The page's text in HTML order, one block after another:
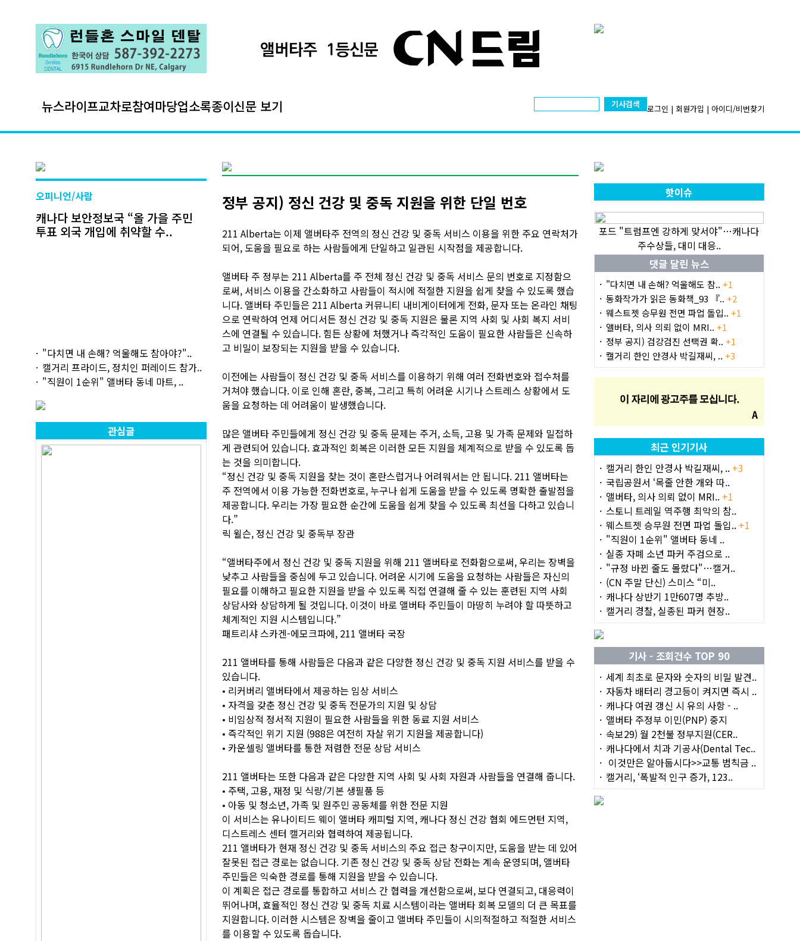
뉴스라이프교차로참여마당업소록종이신문 보기 기사검색 로그인 | 회원가입 | 아이디/비번찾기
오피니언/사람
캐나다 보안정보국 “올 가을 주민
투표 외국 개입에 취약할 수..
"다치면 내 손해? 억울해도 참아야?"..
캘거리 프라이드, 정치인 퍼레이드 참가..
"직원이 1순위" 앨버타 동네 마트, ..
관심글
정부 공지) 정신 건강 및 중독 지원을 위한 단일 번호
211 Alberta는 이제 앨버타주 전역의 정신 건강 및 중독 서비스 이용을 위한 주요 연락처가
되어, 도움을 필요로 하는 사람들에게 단일하고 일관된 시작점을 제공합니다.
앨버타 주 정부는 211 Alberta를 주 전체 정신 건강 및 중독 서비스 문의 번호로 지정함으
로써, 서비스 이용을 간소화하고 사람들이 적시에 적절한 지원을 쉽게 찾을 수 있도록 했습
니다. 앨버타 주민들은 211 Alberta 커뮤니티 내비게이터에게 전화, 문자 또는 온라인 채팅
으로 연락하여 언제 어디서든 정신 건강 및 중독 지원은 물론 지역 사회 및 사회 복지 서비
스에 연결될 수 있습니다. 힘든 상황에 처했거나 즉각적인 도움이 필요한 사람들은 신속하
고 비밀이 보장되는 지원을 받을 수 있습니다.
이전에는 사람들이 정신 건강 및 중독 서비스를 이용하기 위해 여러 전화번호와 접수처를
거쳐야 했습니다. 이로 인해 혼란, 중복, 그리고 특히 어려운 시기나 스트레스 상황에서 도
움을 요청하는 데 어려움이 발생했습니다.
많은 앨버타 주민들에게 정신 건강 및 중독 문제는 주거, 소득, 고용 및 가족 문제와 밀접하
게 관련되어 있습니다. 효과적인 회복은 이러한 모든 지원을 체계적으로 받을 수 있도록 돕
는 것을 의미합니다.
“정신 건강 및 중독 지원을 찾는 것이 혼란스럽거나 어려워서는 안 됩니다. 211 앨버타는
주 전역에서 이용 가능한 전화번호로, 누구나 쉽게 도움을 받을 수 있도록 명확한 출발점을
제공합니다. 우리는 가장 필요한 순간에 도움을 쉽게 찾을 수 있도록 최선을 다하고 있습니
다.”
릭 윌슨, 정신 건강 및 중독부 장관
“앨버타주에서 정신 건강 및 중독 지원을 위해 211 앨버타로 전화함으로써, 우리는 장벽을
낮추고 사람들을 중심에 두고 있습니다. 어려운 시기에 도움을 요청하는 사람들은 자신의
필요를 이해하고 필요한 지원을 받을 수 있도록 직접 연결해 줄 수 있는 훈련된 지역 사회
상담사와 상담하게 될 것입니다. 이것이 바로 앨버타 주민들이 마땅히 누려야 할 따뜻하고
체계적인 지원 시스템입니다.”
패트리샤 스카겐-에모크파에, 211 앨버타 국장
211 앨버타를 통해 사람들은 다음과 같은 다양한 정신 건강 및 중독 지원 서비스를 받을 수
있습니다.
• 리커버리 앨버타에서 제공하는 임상 서비스
• 자격을 갖춘 정신 건강 및 중독 전문가의 지원 및 상담
• 비임상적 정서적 지원이 필요한 사람들을 위한 동료 지원 서비스
• 즉각적인 위기 지원 (988은 여전히 ​​자살 위기 지원을 제공합니다)
• 카운셀링 앨버타를 통한 저렴한 전문 상담 서비스
211 앨버타는 또한 다음과 같은 다양한 지역 사회 및 사회 자원과 사람들을 연결해 줍니다.
• 주택, 고용, 재정 및 식량/기본 생필품 등
• 아동 및 청소년, 가족 및 원주민 공동체를 위한 전문 지원
이 서비스는 유나이티드 웨이 앨버타 캐피털 지역, 캐나다 정신 건강 협회 에드먼턴 지역,
디스트레스 센터 캘거리와 협력하여 제공됩니다.
211 앨버타가 현재 정신 건강 및 중독 서비스의 주요 접근 창구이지만, 도움을 받는 데 있어
잘못된 접근 경로는 없습니다. 기존 정신 건강 및 중독 상담 전화는 계속 운영되며, 앨버타
주민들은 익숙한 경로를 통해 지원을 받을 수 있습니다.
이 계획은 접근 경로를 통합하고 서비스 간 협력을 개선함으로써, 보다 연결되고, 대응력이
뛰어나며, 효율적인 정신 건강 및 중독 치료 시스템이라는 앨버타 회복 모델의 더 큰 목표를
지원합니다. 이러한 시스템은 장벽을 줄이고 앨버타 주민들이 시의적절하고 적절한 서비스
를 이용할 수 있도록 돕습니다.
핫이슈
포드 "트럼프엔 강하게 맞서야"…캐나다
주수상들, 대미 대응..
댓글 달린 뉴스
"다치면 내 손해? 억울해도 참.. +1
동화작가가 읽은 동화책_93 『.. +2
웨스트젯 승무원 전면 파업 돌입.. +1
앨버타, 의사 의뢰 없이 MRI.. +1
정부 공지) 검강검진 선택권 확.. +1
캘거리 한인 안경사 박길재씨, .. +3
최근 인기기사
캘거리 한인 안경사 박길재씨, .. +3
국립공원서 ‘목줄 안한 개와 따..
앨버타, 의사 의뢰 없이 MRI.. +1
스토니 트레일 역주행 최악의 참..
웨스트젯 승무원 전면 파업 돌입.. +1
"직원이 1순위" 앨버타 동네 ..
실종 자폐 소년 파커 주검으로 ..
"규정 바뀐 줄도 몰랐다"…캘거..
(CN 주말 단신) 스미스 “미..
캐나다 상반기 1만607명 추방..
캘거리 경찰, 실종된 파커 현장..
기사 - 조회건수 TOP 90
세계 최초로 문자와 숫자의 비밀 발견..
자동차 배터리 경고등이 켜지면 즉시 ..
캐나다 여권 갱신 시 유의 사항 - ..
앨버타 주정부 이민(PNP) 중지
속보29) 월 2천불 정부지원(CER..
캐나다에서 치과 기공사(Dental Tec..
이것만은 알아둡시다>>교통 범칙금 ..
캘거리, ‘폭발적 인구 증가, 123..